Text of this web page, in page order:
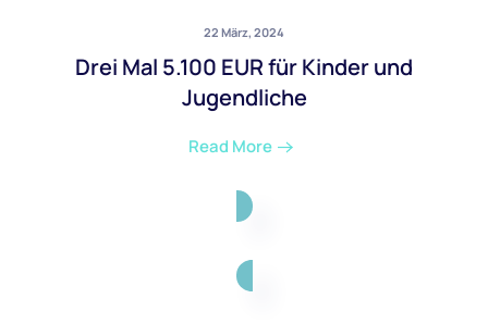
22 März, 2024
Drei Mal 5.100 EUR für Kinder und
Jugendliche
Read More